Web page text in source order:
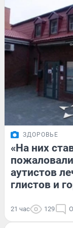
ЗДОРОВЬЕ
«На них
аутистов
глистов и
21 час 129